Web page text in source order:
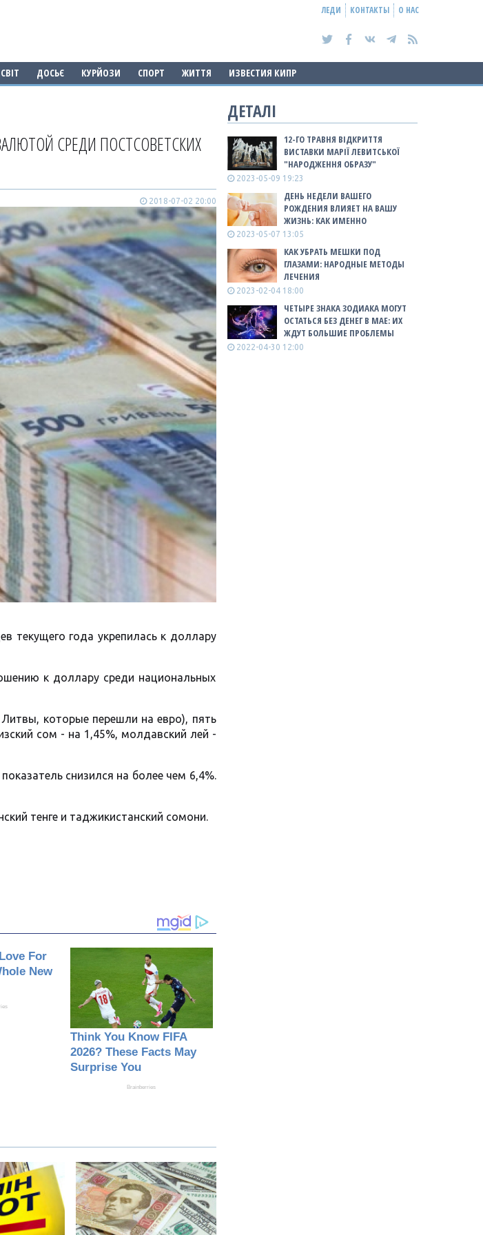
ЛЕДИ КОНТАКТЫ О НАС
СВІТ ДОСЬЄ КУРЙОЗИ СПОРТ ЖИТТЯ ИЗВЕСТИЯ КИПР
СРЕДИ ПОСТСОВЕТСКИХ
2018-07-02 20:00
текущего года укрепилась к доллару
к доллару среди национальных
которые перешли на евро), пять
сом - на 1,45%, молдавский лей -
снизился на более чем 6,4%.
тенге и таджикистанский сомони.
ДЕТАЛІ
12-ГО ТРАВНЯ ВІДКРИТТЯ
ВИСТАВКИ МАРІЇ ЛЕВИТСЬКОЇ
"НАРОДЖЕННЯ ОБРАЗУ"
2023-05-09 19:23
ДЕНЬ НЕДЕЛИ ВАШЕГО
РОЖДЕНИЯ ВЛИЯЕТ НА ВАШУ
ЖИЗНЬ: КАК ИМЕННО
2023-05-07 13:05
КАК УБРАТЬ МЕШКИ ПОД
ГЛАЗАМИ: НАРОДНЫЕ МЕТОДЫ
ЛЕЧЕНИЯ
2023-02-04 18:00
ЧЕТЫРЕ ЗНАКА ЗОДИАКА МОГУТ
ОСТАТЬСЯ БЕЗ ДЕНЕГ В МАЕ: ИХ
ЖДУТ БОЛЬШИЕ ПРОБЛЕМЫ
2022-04-30 12:00